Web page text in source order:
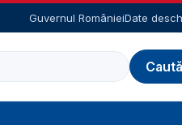
Guvernul RomânieiDate